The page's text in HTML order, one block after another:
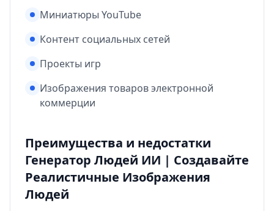
Миниатюры YouTube
Контент социальных сетей
Проекты игр
Изображения товаров электронной
коммерции
Преимущества и недостатки
Генератор Людей ИИ | Создавайте
Реалистичные Изображения
Людей